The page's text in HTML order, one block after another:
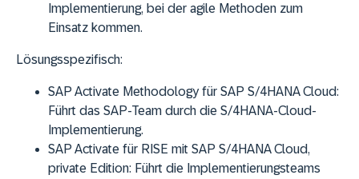
Implementierung, bei der agile Methoden zum
Einsatz kommen.
Lösungsspezifisch:
SAP Activate Methodology für SAP S/4HANA Cloud:
Führt das SAP-Team durch die S/4HANA-Cloud-
Implementierung.
SAP Activate für RISE mit SAP S/4HANA Cloud,
private Edition: Führt die Implementierungsteams